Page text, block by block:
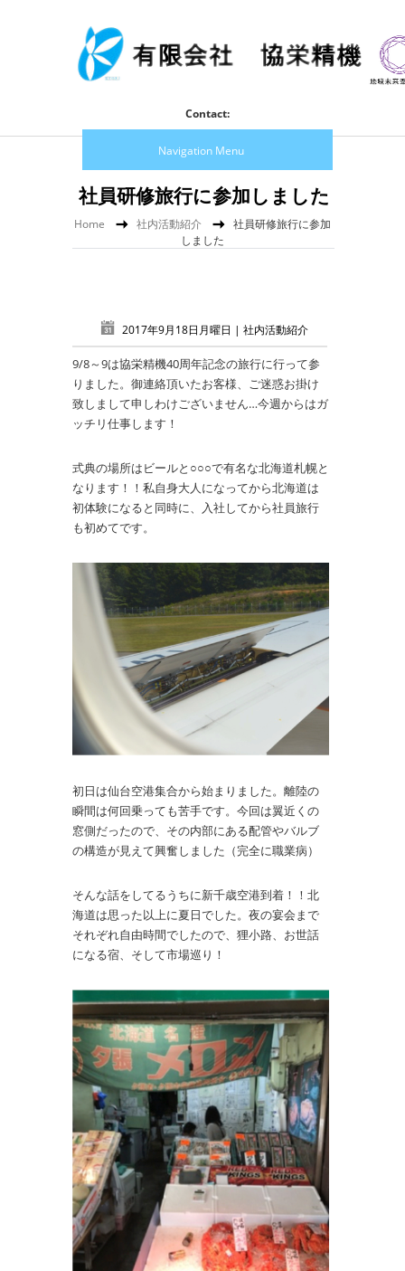
Contact:
Navigation Menu
Home 社内活動紹介
社員研修旅行に参加
しました
社員研修旅行に参加しました
2017年9月18日月曜日 | 社内活動紹介
9/8～9は協栄精機40周年記念の旅行に行って参
りました。御連絡頂いたお客様、ご迷惑お掛け
致しまして申しわけございません…今週からはガ
ッチリ仕事します！
式典の場所はビールと○○○で有名な北海道札幌と
なります！！私自身大人になってから北海道は
初体験になると同時に、入社してから社員旅行
も初めてです。
初日は仙台空港集合から始まりました。離陸の
瞬間は何回乗っても苦手です。今回は翼近くの
窓側だったので、その内部にある配管やバルブ
の構造が見えて興奮しました（完全に職業病）
そんな話をしてるうちに新千歳空港到着！！北
海道は思った以上に夏日でした。夜の宴会まで
それぞれ自由時間でしたので、狸小路、お世話
になる宿、そして市場巡り！